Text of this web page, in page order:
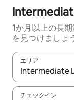
1か月以上の長
を見つけましょ
エリア
検索結果が表示
チェックイン